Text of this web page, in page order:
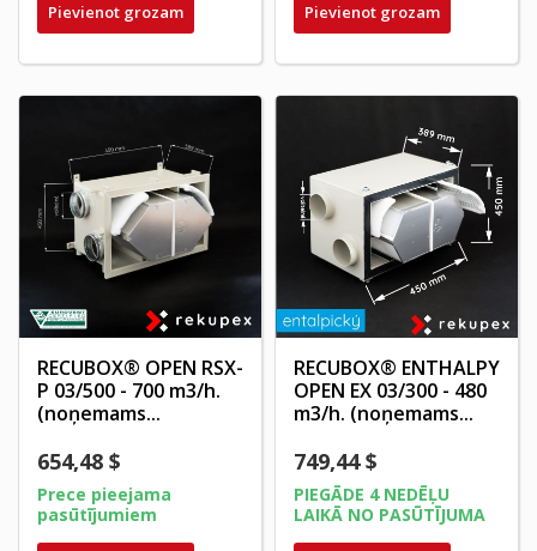
Pievienot grozam Pievienot grozam
RECUBOX® OPEN RSX-
P 03/500 - 700 m3/h.
(noņemams...
654,48 $
Prece pieejama
pasūtījumiem
RECUBOX® ENTHALPY
OPEN EX 03/300 - 480
m3/h. (noņemams...
749,44 $
PIEGĀDE 4 NEDĒĻU
LAIKĀ NO PASŪTĪJUMA